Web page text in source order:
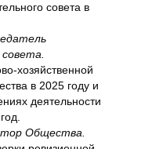
совета в
хозяйственной
в 2025 году и
деятельности
Общества.